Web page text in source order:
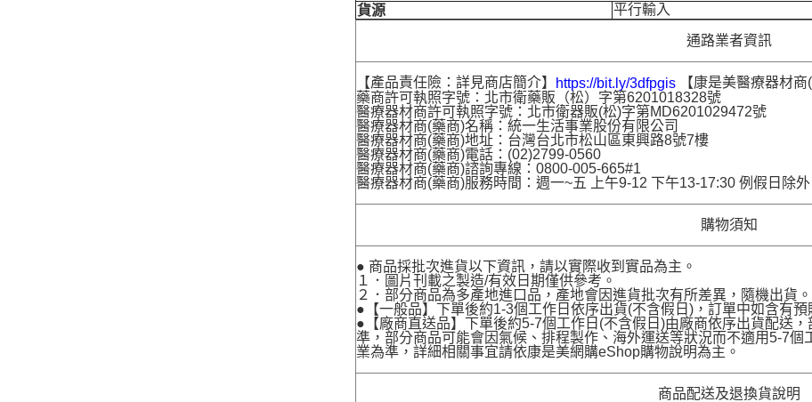
貨源 平行輸入
通路業者資訊
【產品責任險：詳見商店簡介】 https://bit.ly/3dfpgis 【康是美醫療器材商
藥商許可執照字號：北市衛藥販（松）字第6201018328號
醫療器材商許可執照字號：北市衛器販(松)字第MD6201029472號
醫療器材商(藥商)名稱：統一生活事業股份有限公司
醫療器材商(藥商)地址：台灣台北市松山區東興路8號7樓
醫療器材商(藥商)電話：(02)2799-0560
醫療器材商(藥商)諮詢專線：0800-005-665#1
醫療器材商(藥商)服務時間：週一~五 上午9-12 下午13-17:30 例假日除外
購物須知
● 商品採批次進貨以下資訊，請以實際收到實品為主。
１．圖片刊載之製造/有效日期僅供參考。
２．部分商品為多產地進口品，產地會因進貨批次有所差異，隨機出貨。
●【一般品】下單後約1-3個工作日依序出貨(不含假日)，訂單中如含有
●【廠商直送品】下單後約5-7個工作日(不含假日)由廠商依序出貨配送
準，部分商品可能會因氣候、排程製作、海外運送等狀況而不適用5-7
業為準，詳細相關事宜請依康是美網購eShop購物說明為主。
商品配送及退換貨說明